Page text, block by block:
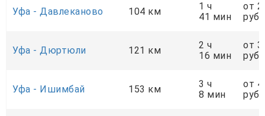
Уфа - Давлеканово 104 км
1 ч
41 мин
от
руб.
Уфа - Дюртюли 121 км
2 ч
16 мин
от
руб.
Уфа - Ишимбай 153 км
3 ч
8 мин
от
руб.